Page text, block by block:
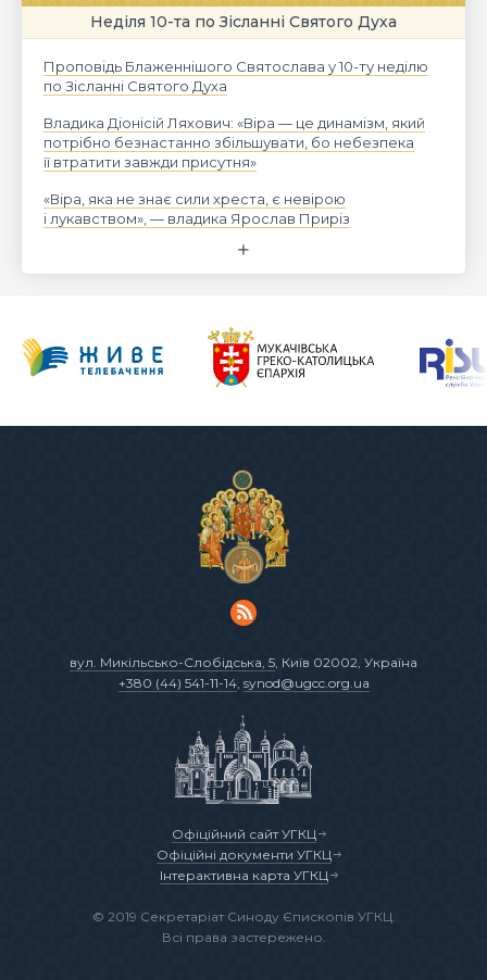
Неділя 10-та по Зісланні Святого Духа
Проповідь Блаженнішого Святослава у 10-ту неділю
по Зісланні Святого Духа
Владика Діонісій Ляхович: «Віра — це динамізм, який
потрібно безнастанно збільшувати, бо небезпека
її втратити завжди присутня»
«Віра, яка не знає сили хреста, є невірою
і лукавством», — владика Ярослав Приріз
вул. Микільсько-Слобідська, 5, Київ 02002, Україна
+380 (44) 541-11-14, synod@ugcc.org.ua
Офіційний сайт УГКЦ
Офіційні документи УГКЦ
Інтерактивна карта УГКЦ
© 2019 Секретаріат Синоду Єпископів УГКЦ.
Всі права застережено.